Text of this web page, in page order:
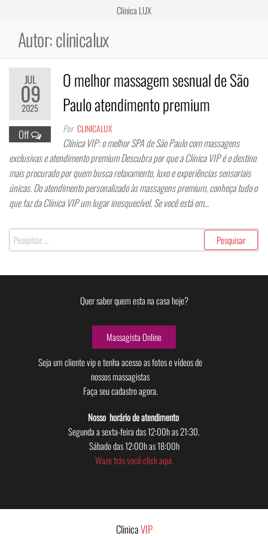
Clinica LUX
Autor:clinicalux
JUL
09
2025
Off
O melhor massagem sesnual de São
Paulo atendimento premium
Por CLINICALUX
Clínica VIP: o melhor SPA de São Paulo com massagens
exclusivas e atendimento premium Descubra por que a Clínica VIP é o destino
mais procurado por quem busca relaxamento, luxo e experiências sensoriais
únicas. Do atendimento personalizado às massagens premium, conheça tudo o
que faz da Clínica VIP um lugar inesquecível. Se você está em…
Quer saber quem esta na casa hoje?
Massagista Online
Seja um cliente vip e tenha acesso as fotos e vídeos de
nossos massagistas
Faça seu cadastro agora.
Nosso horário de atendimento
Segunda a sexta-feira das 12:00h as 21:30.
Sábado das 12:00h as 18:00h
Waze trás você click aqui.
ClinicaVIP